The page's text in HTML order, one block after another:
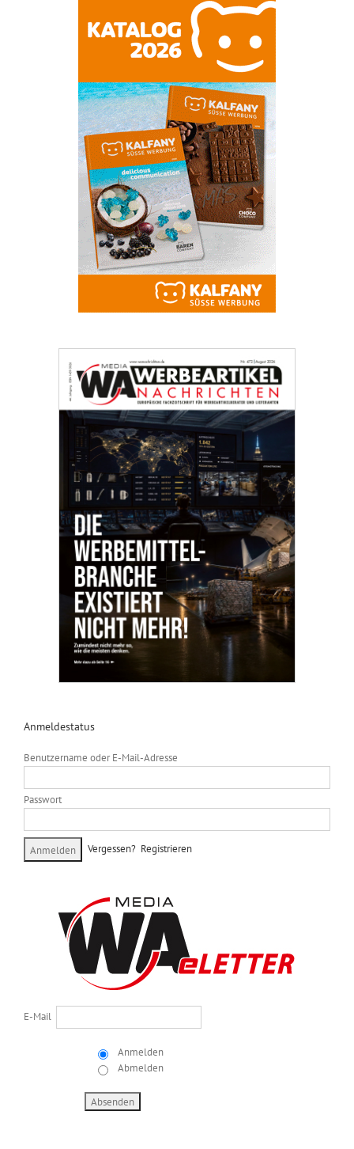
Anmeldestatus
Benutzername oder E-Mail-Adresse
Passwort
Vergessen? Registrieren
E-Mail
Anmelden
Abmelden